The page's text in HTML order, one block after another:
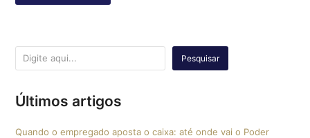
Pesquisar
Últimos artigos
Quando o empregado aposta o caixa: até onde vai o Poder